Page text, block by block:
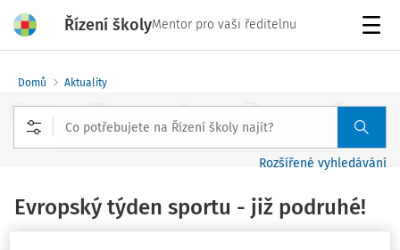
Řízení školyMentor pro vaši ředitelnu
Domů Aktuality
Rozšířené vyhledávání
Evropský týden sportu - již podruhé!